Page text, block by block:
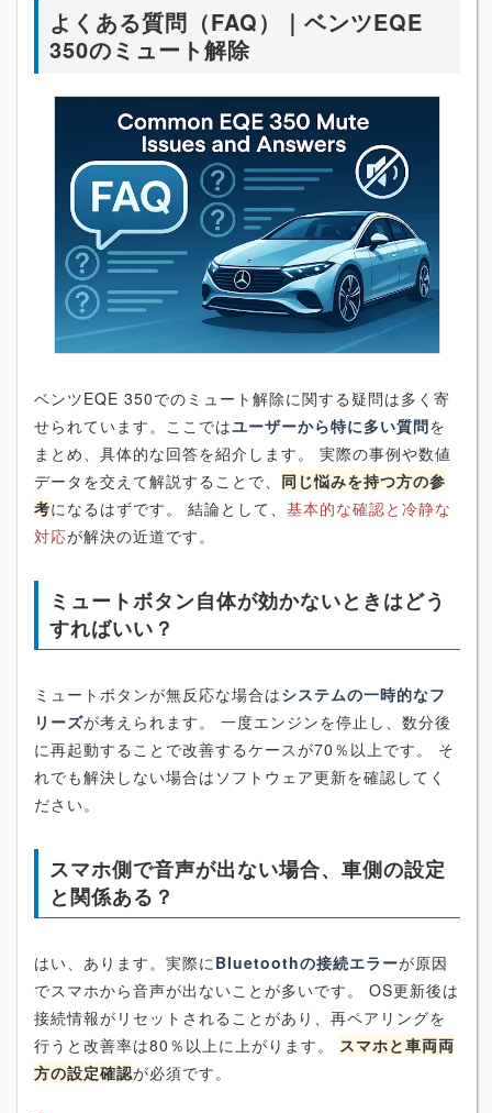
よくある質問（FAQ）｜ベンツEQE
350のミュート解除
ベンツEQE 350でのミュート解除に関する疑問は多く寄
せられています。ここではユーザーから特に多い質問を
まとめ、具体的な回答を紹介します。 実際の事例や数値
データを交えて解説することで、 同じ悩みを持つ方の参
考になるはずです。 結論として、 基本的な確認と冷静な
対応が解決の近道です。
ミュートボタン自体が効かないときはどう
すればいい？
ミュートボタンが無反応な場合はシステムの一時的なフ
リーズが考えられます。 一度エンジンを停止し、数分後
に再起動することで改善するケースが70％以上です。 そ
れでも解決しない場合はソフトウェア更新を確認してく
ださい。
スマホ側で音声が出ない場合、車側の設定
と関係ある？
はい、あります。実際にBluetoothの接続エラーが原因
でスマホから音声が出ないことが多いです。 OS更新後は
接続情報がリセットされることがあり、再ペアリングを
行うと改善率は80％以上に上がります。 スマホと車両両
方の設定確認が必須です。